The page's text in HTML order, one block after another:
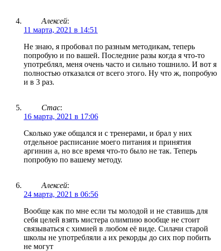
Алексей:
11 марта, 2021 в 14:51
Не знаю, я пробовал по разным методикам, теперь
попробую и по вашей. Последние разы когда я что-то
употреблял, меня очень часто и сильно тошнило. И вот я
полностью отказался от всего этого. Ну что ж, попробую
и в 3 раз.
Стас:
16 марта, 2021 в 17:06
Сколько уже общался и с тренерами, и брал у них
отдельное расписание моего питания и принятия
аргинин а, но все время что-то было не так. Теперь
попробую по вашему методу.
Алексей:
24 марта, 2021 в 06:56
Вообще как по мне если ты молодой и не ставишь для
себя целей взять мистера олимпию вообще не стоит
связываться с химией в любом её виде. Силачи старой
школы не употребляли а их рекорды до сих пор побить
не могут